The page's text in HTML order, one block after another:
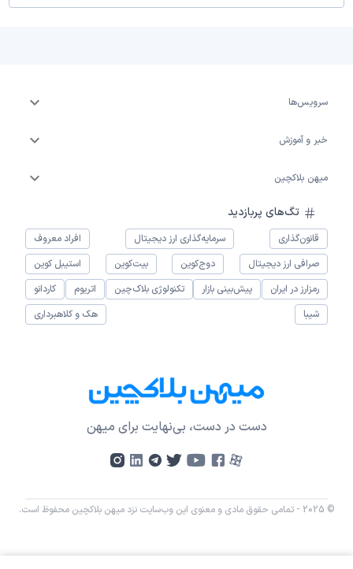
سرویس‌ها
خبر و آموزش
میهن بلاکچین
تگ‌های پربازدید
قانون‌گذاری سرمایه‌گذاری ارز دیجیتال
افراد معروف
صرافی ارز دیجیتال
دوج‌کوین بیت‌کوین
استیبل کوین
رمزارز در ایران
پیش‌بینی بازار تکنولوژی بلاک‌چین اتریوم
کاردانو
شیبا
هک و کلاهبرداری
دست در دست، بی‌نهایت برای میهن
© 2025 - تمامی حقوق مادی و معنوی این وب‌سایت نزد میهن بلاکچین محفوظ است.